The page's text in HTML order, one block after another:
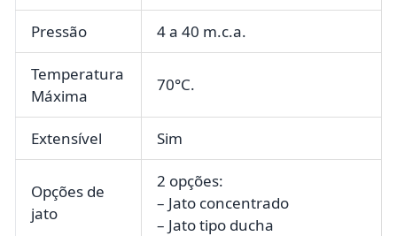
Pressão 4 a 40 m.c.a.
Temperatura
Máxima
70°C.
Extensível Sim
Opções de
jato
2 opções:
– Jato concentrado
– Jato tipo ducha